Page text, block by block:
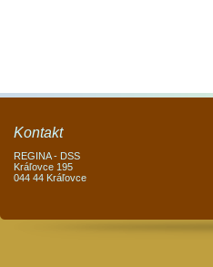
Kontakt
REGINA - DSS
Kráľovce 195
044 44 Kráľovce